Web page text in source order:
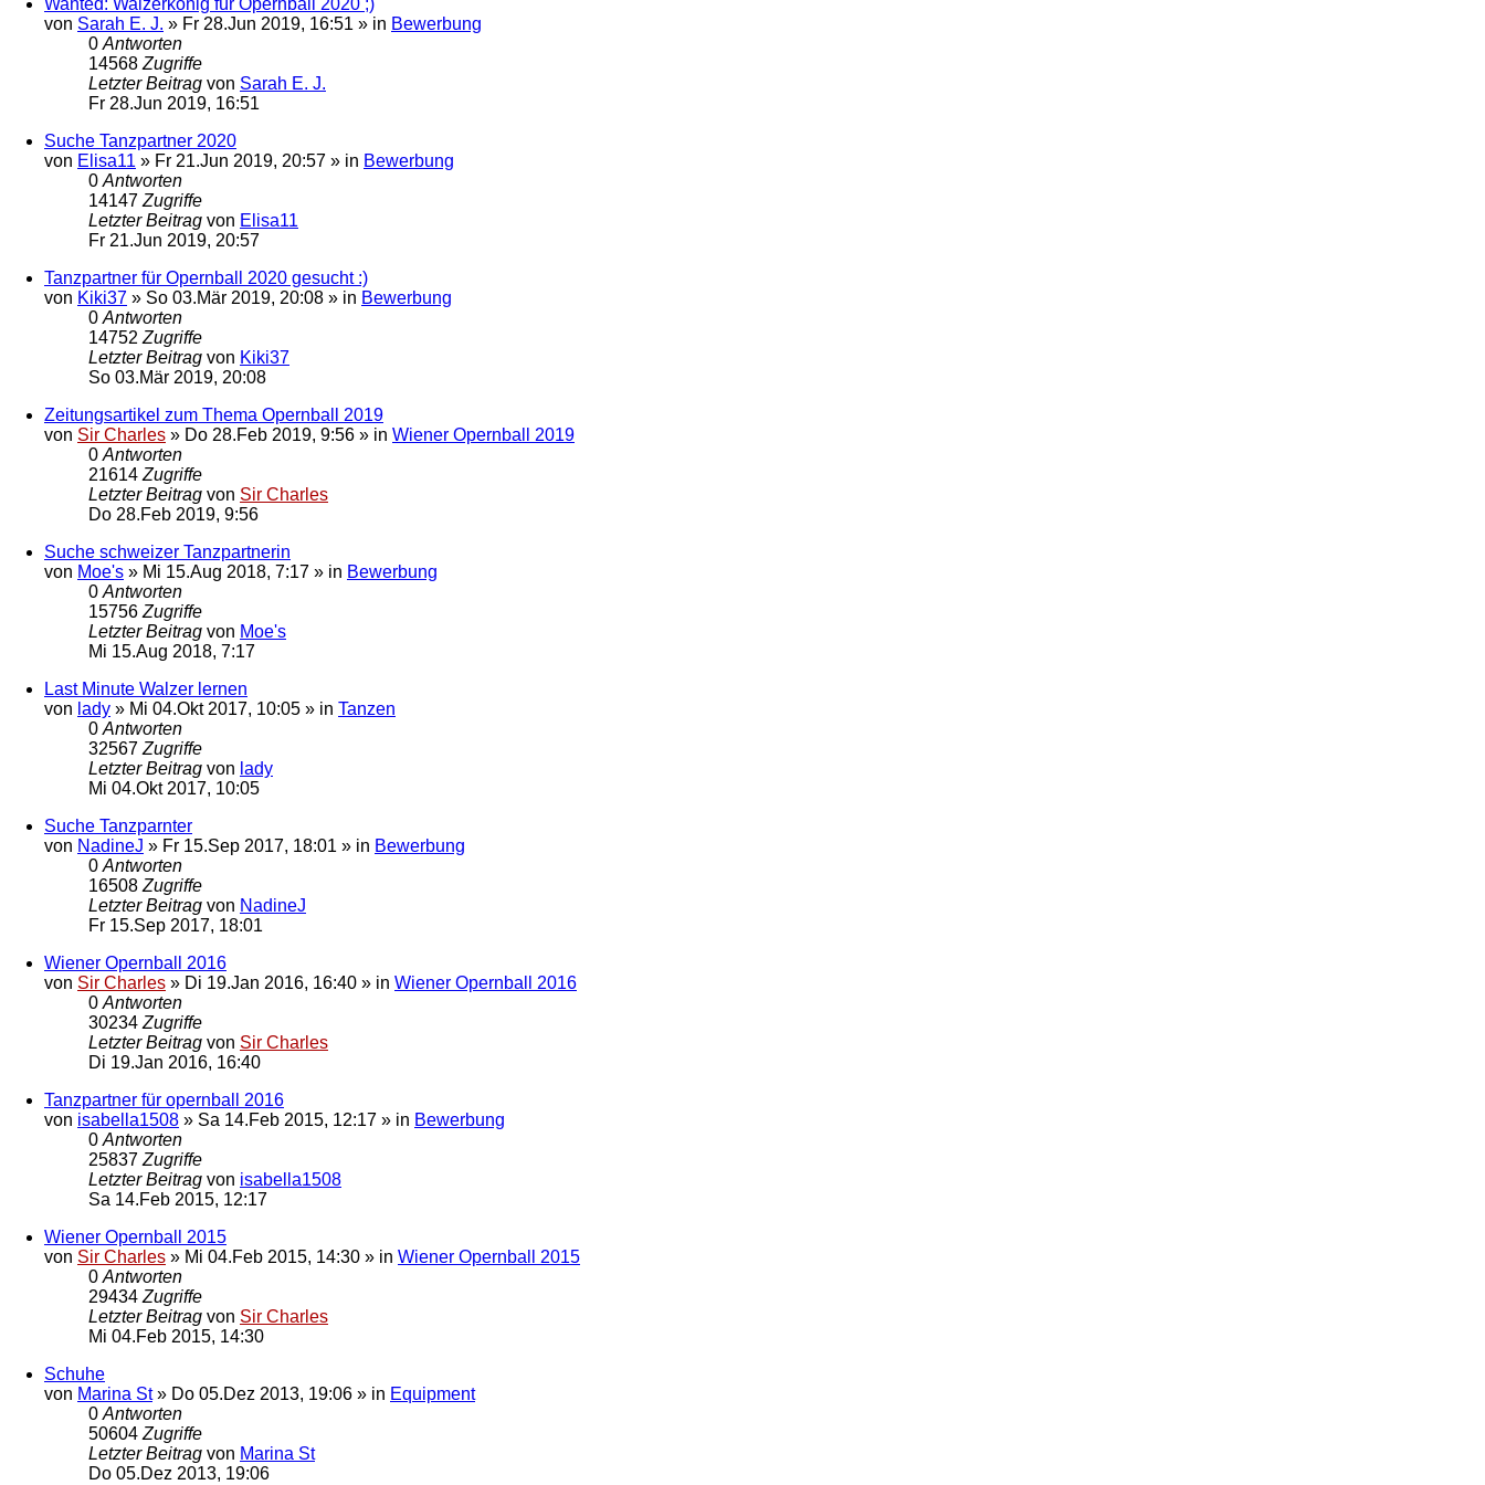
von Sarah E. J. » Fr 28.Jun 2019, 16:51 » in Bewerbung
0 Antworten
14568 Zugriffe
Letzter Beitrag von Sarah E. J.
Fr 28.Jun 2019, 16:51
Suche Tanzpartner 2020
von Elisa11 » Fr 21.Jun 2019, 20:57 » in Bewerbung
0 Antworten
14147 Zugriffe
Letzter Beitrag von Elisa11
Fr 21.Jun 2019, 20:57
Tanzpartner für Opernball 2020 gesucht :)
von Kiki37 » So 03.Mär 2019, 20:08 » in Bewerbung
0 Antworten
14752 Zugriffe
Letzter Beitrag von Kiki37
So 03.Mär 2019, 20:08
Zeitungsartikel zum Thema Opernball 2019
von Sir Charles » Do 28.Feb 2019, 9:56 » in Wiener Opernball 2019
0 Antworten
21614 Zugriffe
Letzter Beitrag von Sir Charles
Do 28.Feb 2019, 9:56
Suche schweizer Tanzpartnerin
von Moe's » Mi 15.Aug 2018, 7:17 » in Bewerbung
0 Antworten
15756 Zugriffe
Letzter Beitrag von Moe's
Mi 15.Aug 2018, 7:17
Last Minute Walzer lernen
von lady » Mi 04.Okt 2017, 10:05 » in Tanzen
0 Antworten
32567 Zugriffe
Letzter Beitrag von lady
Mi 04.Okt 2017, 10:05
Suche Tanzparnter
von NadineJ » Fr 15.Sep 2017, 18:01 » in Bewerbung
0 Antworten
16508 Zugriffe
Letzter Beitrag von NadineJ
Fr 15.Sep 2017, 18:01
Wiener Opernball 2016
von Sir Charles » Di 19.Jan 2016, 16:40 » in Wiener Opernball 2016
0 Antworten
30234 Zugriffe
Letzter Beitrag von Sir Charles
Di 19.Jan 2016, 16:40
Tanzpartner für opernball 2016
von isabella1508 » Sa 14.Feb 2015, 12:17 » in Bewerbung
0 Antworten
25837 Zugriffe
Letzter Beitrag von isabella1508
Sa 14.Feb 2015, 12:17
Wiener Opernball 2015
von Sir Charles » Mi 04.Feb 2015, 14:30 » in Wiener Opernball 2015
0 Antworten
29434 Zugriffe
Letzter Beitrag von Sir Charles
Mi 04.Feb 2015, 14:30
Schuhe
von Marina St» Do 05.Dez 2013, 19:06 » in Equipment
0 Antworten
50604 Zugriffe
Letzter Beitrag von Marina St
Do 05.Dez 2013, 19:06